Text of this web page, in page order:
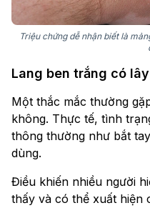
Triệu chứng dễ nhận biết là
Lang ben trắng có
Một thắc mắc thường
không. Thực tế, tình
thông thường như bắt
dùng.
Điều khiến nhiều người
thấy và có thể xuất hiện